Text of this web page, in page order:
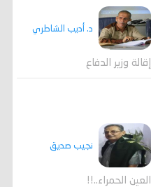
د. أديب الشاطري
إقالة وزير الدفاع
نجيب صديق
العين الحمراء..!!